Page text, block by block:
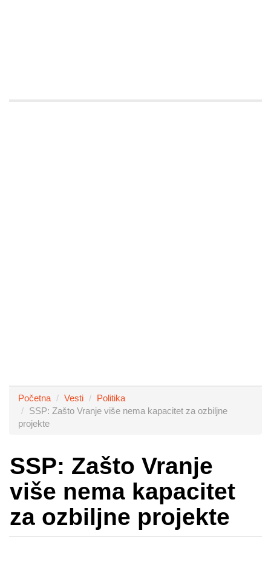
Početna Vesti
Politika
SSP: Zašto Vranje više nema kapacitet za ozbiljne
projekte
SSP: Zašto Vranje
više nema kapacitet
za ozbiljne projekte